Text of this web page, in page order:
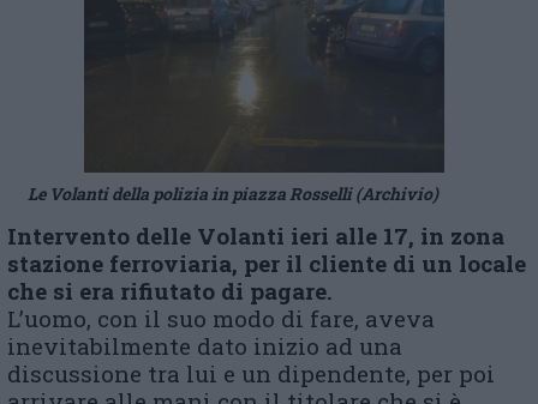
Le Volanti della polizia in piazza Rosselli (Archivio)
Intervento delle Volanti ieri alle 17, in zona
stazione ferroviaria, per il cliente di un locale
che si era rifiutato di pagare.
L’uomo, con il suo modo di fare, aveva
inevitabilmente dato inizio ad una
discussione tra lui e un dipendente, per poi